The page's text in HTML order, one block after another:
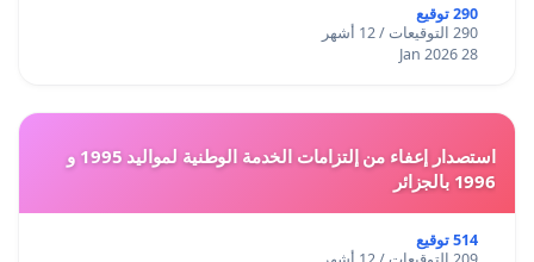
290 توقيع
290 التوقيعات / 12 أشهر
28 Jan 2026
استصدار إعفاء من إلتزامات الخدمة الوطنية لمواليد 1995 و
1996 بالجزائر
514 توقيع